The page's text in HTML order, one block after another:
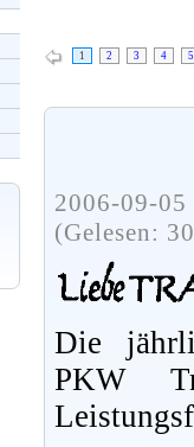
1 2 3 4 5
2006-09-
(Gelesen:
Die
PKW